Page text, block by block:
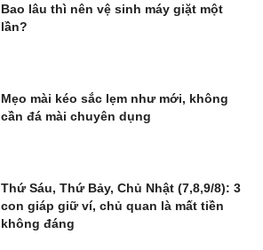
Bao lâu thì nên vệ sinh máy giặt một
lần?
Mẹo mài kéo sắc lẹm như mới, không
cần đá mài chuyên dụng
Thứ Sáu, Thứ Bảy, Chủ Nhật (7,8,9/8): 3
con giáp giữ ví, chủ quan là mất tiền
không đáng